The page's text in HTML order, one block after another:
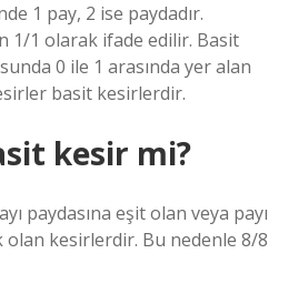
1 pay, 2 ise paydadır.
1/1 olarak ifade edilir. Basit
0 ile 1 arasında yer alan
basit kesirlerdir.
kesir mi?
paydasına eşit olan veya payı
olan kesirlerdir. Bu nedenle 8/8